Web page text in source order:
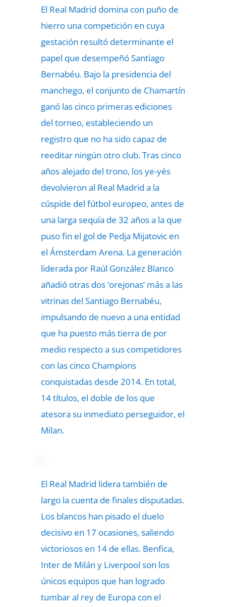
El Real Madrid domina con puño de
hierro una competición en cuya
gestación resultó determinante el
papel que desempeñó Santiago
Bernabéu. Bajo la presidencia del
manchego, el conjunto de Chamartín
ganó las cinco primeras ediciones
del torneo, estableciendo un
registro que no ha sido capaz de
reeditar ningún otro club. Tras cinco
años alejado del trono, los ye-yés
devolvieron al Real Madrid a la
cúspide del fútbol europeo, antes de
una larga sequía de 32 años a la que
puso fin el gol de Pedja Mijatovic en
el Ámsterdam Arena. La generación
liderada por Raúl González Blanco
añadió otras dos ‘orejonas’ más a las
vitrinas del Santiago Bernabéu,
impulsando de nuevo a una entidad
que ha puesto más tierra de por
medio respecto a sus competidores
con las cinco Champions
conquistadas desde 2014. En total,
14 títulos, el doble de los que
atesora su inmediato perseguidor, el
Milan.
El Real Madrid lidera también de
largo la cuenta de finales disputadas.
Los blancos han pisado el duelo
decisivo en 17 ocasiones, saliendo
victoriosos en 14 de ellas. Benfica,
Inter de Milán y Liverpool son los
únicos equipos que han logrado
tumbar al rey de Europa con el